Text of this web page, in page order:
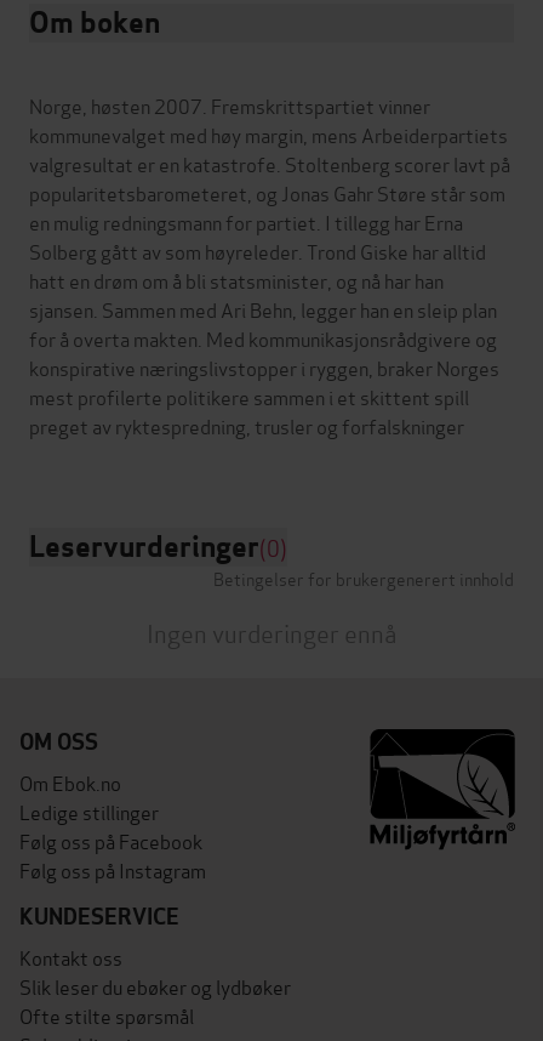
Om boken
Norge, høsten 2007. Fremskrittspartiet vinner
kommunevalget med høy margin, mens Arbeiderpartiets
valgresultat er en katastrofe. Stoltenberg scorer lavt på
popularitetsbarometeret, og Jonas Gahr Støre står som
en mulig redningsmann for partiet. I tillegg har Erna
Solberg gått av som høyreleder. Trond Giske har alltid
hatt en drøm om å bli statsminister, og nå har han
sjansen. Sammen med Ari Behn, legger han en sleip plan
for å overta makten. Med kommunikasjonsrådgivere og
konspirative næringslivstopper i ryggen, braker Norges
mest profilerte politikere sammen i et skittent spill
preget av ryktespredning, trusler og forfalskninger
Leservurderinger(0)
Betingelser for brukergenerert innhold
Ingen vurderinger ennå
OM OSS
Om Ebok.no
Ledige stillinger
Følg oss på Facebook
Følg oss på Instagram
KUNDESERVICE
Kontakt oss
Slik leser du ebøker og lydbøker
Ofte stilte spørsmål